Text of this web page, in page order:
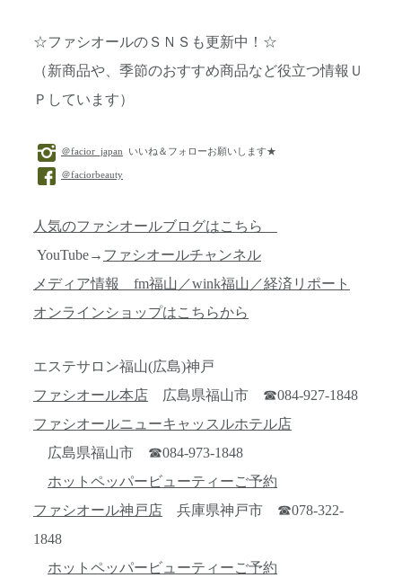
☆ファシオールのＳＮＳも更新中！☆
（新商品や、季節のおすすめ商品など役立つ情報Ｕ
Ｐしています）
＠facior_japan いいね＆フォローお願いします★
＠faciorbeauty
人気のファシオールブログはこちら
YouTube→ ファシオールチャンネル
メディア情報 fm福山／wink福山／経済リポート
オンラインショップはこちらから
エステサロン福山(広島)神戸
ファシオール本店 広島県福山市 ☎084-927-1848
ファシオールニューキャッスルホテル店
広島県福山市 ☎084-973-1848
ホットペッパービューティーご予約
ファシオール神戸店 兵庫県神戸市 ☎078-322-
1848
ホットペッパービューティーご予約